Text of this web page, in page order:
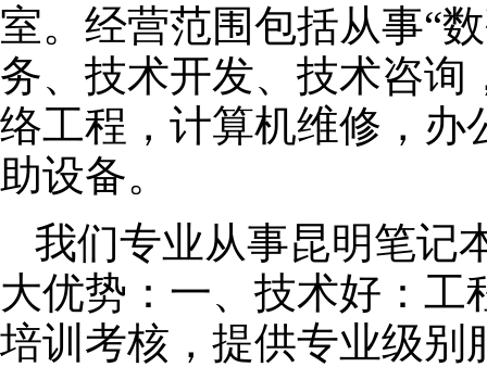
室。经营范围包括从事“
务、技术开发、技术咨询
络工程，计算机维修，办
助设备。
我们专业从事昆明笔记
大优势：一、技术好：
培训考核，提供专业级别